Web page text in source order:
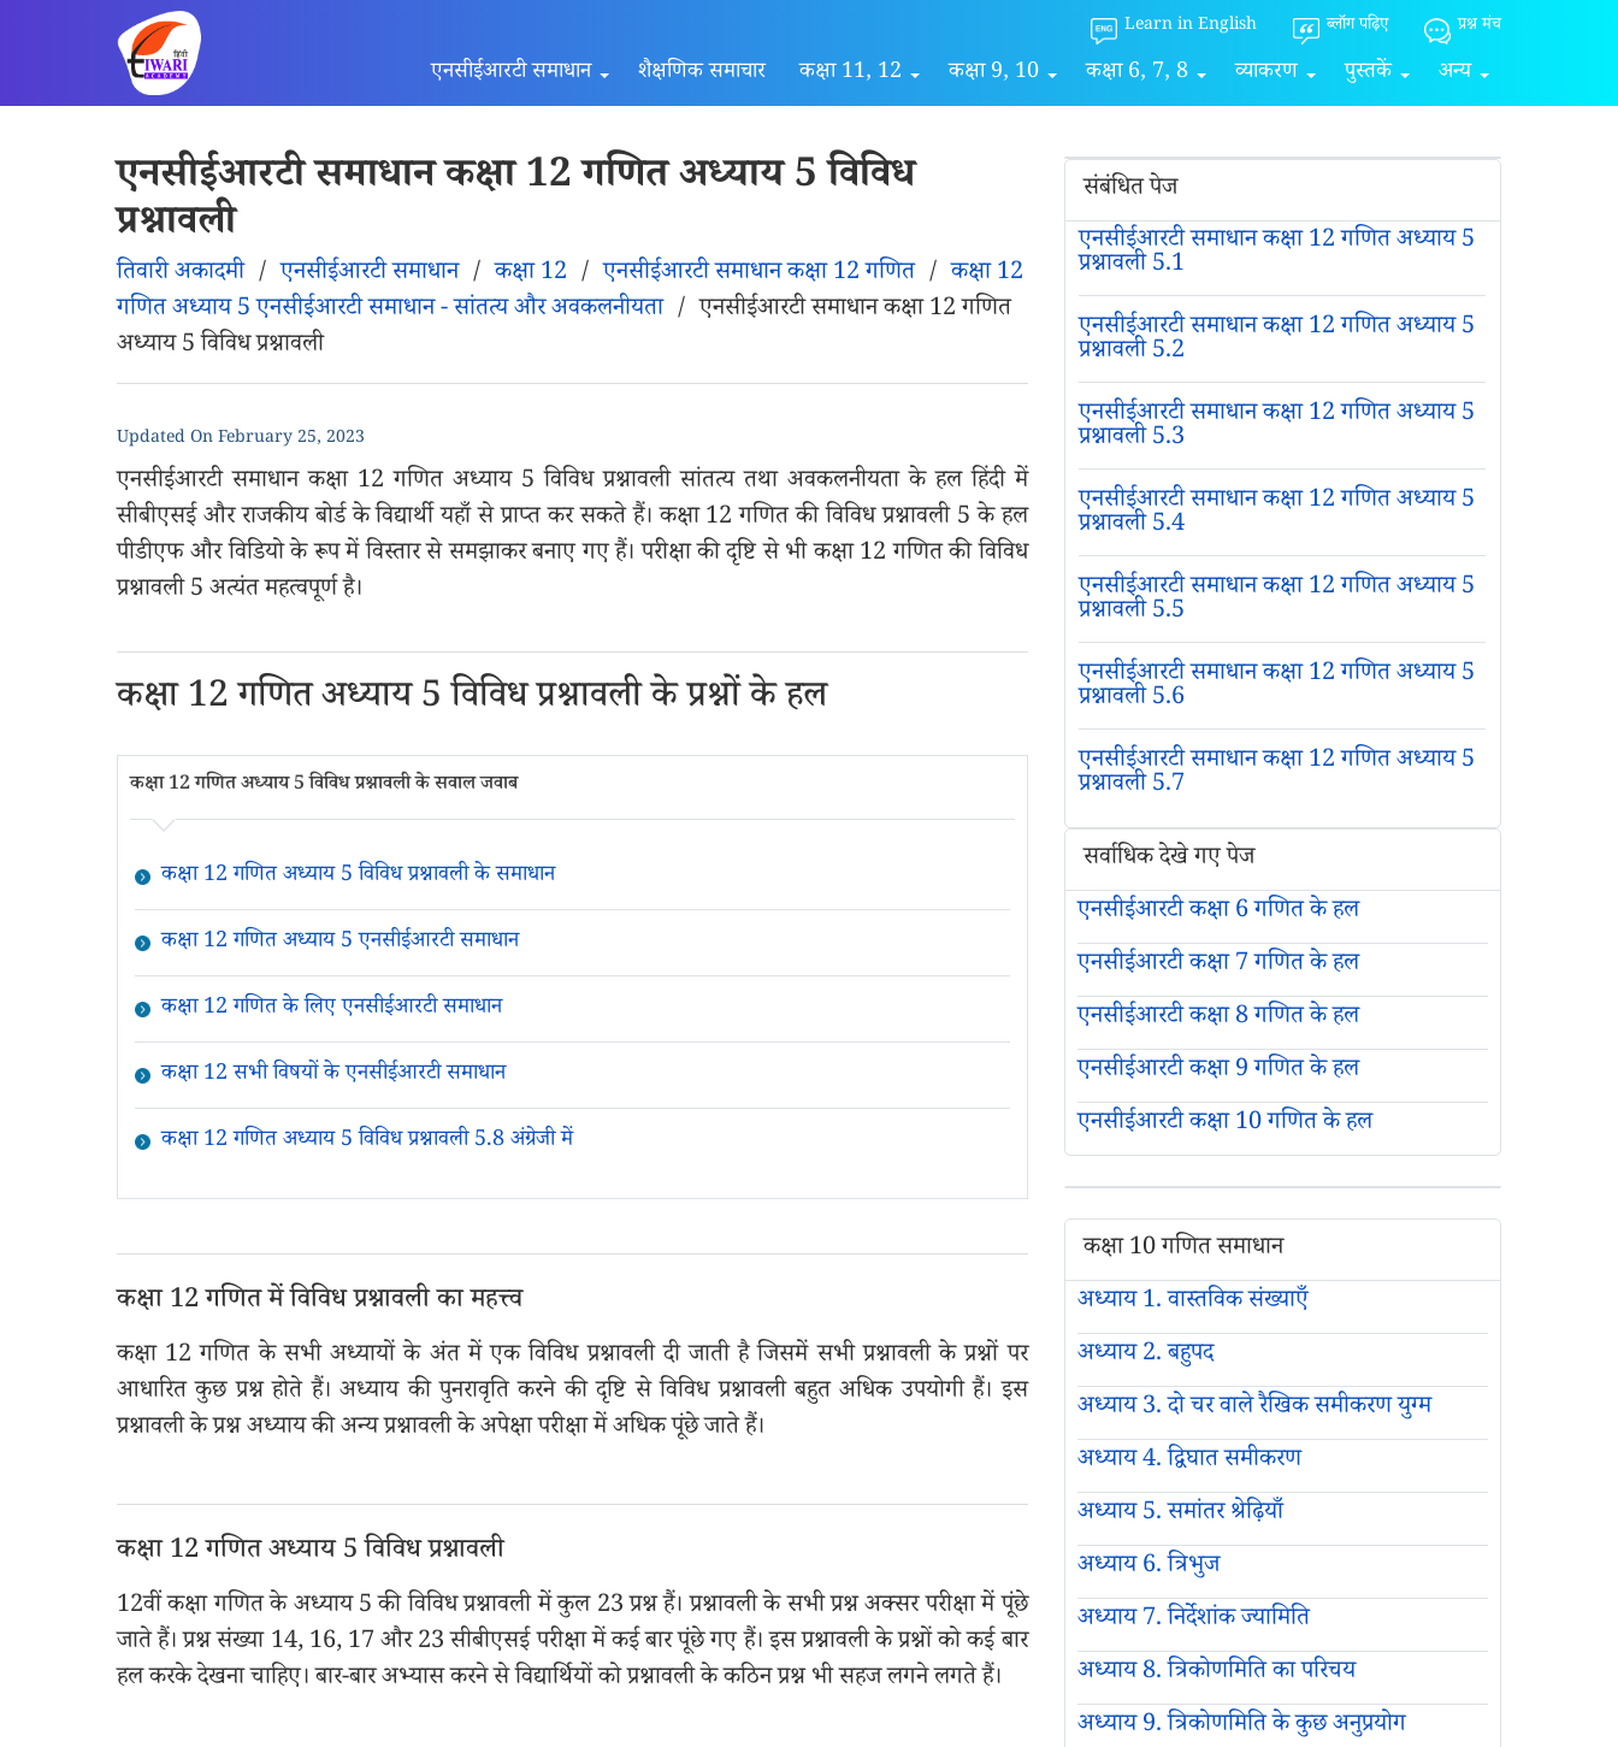
Learn in English ब्लॉग पढ़िए प्रश्न मंच
एनसीईआरटी समाधान शैक्षणिक समाचार कक्षा 11, 12 कक्षा 9, 10 कक्षा 6, 7, 8 व्याकरण पुस्तकें अन्य
एनसीईआरटी समाधान कक्षा 12 गणित अध्याय 5 विविध
प्रश्नावली
तिवारी अकादमी/एनसीईआरटी समाधान/कक्षा 12 /एनसीईआरटी समाधान कक्षा 12 गणित/कक्षा 12
गणित अध्याय 5 एनसीईआरटी समाधान - सांतत्य और अवकलनीयता/एनसीईआरटी समाधान कक्षा 12 गणित
अध्याय 5 विविध प्रश्नावली
Updated OnFebruary 25, 2023
एनसीईआरटी समाधान कक्षा 12 गणित अध्याय 5 विविध प्रश्नावली सांतत्य तथा अवकलनीयता के हल हिंदी में
सीबीएसई और राजकीय बोर्ड के विद्यार्थी यहाँ से प्राप्त कर सकते हैं। कक्षा 12 गणित की विविध प्रश्नावली 5 के हल
पीडीएफ और विडियो के रूप में विस्तार से समझाकर बनाए गए हैं। परीक्षा की दृष्टि से भी कक्षा 12 गणित की विविध
प्रश्नावली 5 अत्यंत महत्वपूर्ण है।
कक्षा 12 गणित अध्याय 5 विविध प्रश्नावली के प्रश्नों के हल
कक्षा 12 गणित अध्याय 5 विविध प्रश्नावली के सवाल जवाब
कक्षा 12 गणित अध्याय 5 विविध प्रश्नावली के समाधान
कक्षा 12 गणित अध्याय 5 एनसीईआरटी समाधान
कक्षा 12 गणित के लिए एनसीईआरटी समाधान
कक्षा 12 सभी विषयों के एनसीईआरटी समाधान
कक्षा 12 गणित अध्याय 5 विविध प्रश्नावली 5.8 अंग्रेजी में
कक्षा 12 गणित में विविध प्रश्नावली का महत्त्व
कक्षा 12 गणित के सभी अध्यायों के अंत में एक विविध प्रश्नावली दी जाती है जिसमें सभी प्रश्नावली के प्रश्नों पर
आधारित कुछ प्रश्न होते हैं। अध्याय की पुनरावृति करने की दृष्टि से विविध प्रश्नावली बहुत अधिक उपयोगी हैं। इस
प्रश्नावली के प्रश्न अध्याय की अन्य प्रश्नावली के अपेक्षा परीक्षा में अधिक पूंछे जाते हैं।
कक्षा 12 गणित अध्याय 5 विविध प्रश्नावली
12वीं कक्षा गणित के अध्याय 5 की विविध प्रश्नावली में कुल 23 प्रश्न हैं। प्रश्नावली के सभी प्रश्न अक्सर परीक्षा में पूंछे
जाते हैं। प्रश्न संख्या 14, 16, 17 और 23 सीबीएसई परीक्षा में कई बार पूंछे गए हैं। इस प्रश्नावली के प्रश्नों को कई बार
हल करके देखना चाहिए। बार-बार अभ्यास करने से विद्यार्थियों को प्रश्नावली के कठिन प्रश्न भी सहज लगने लगते हैं।
संबंधित पेज
एनसीईआरटी समाधान कक्षा 12 गणित अध्याय 5
प्रश्नावली 5.1
एनसीईआरटी समाधान कक्षा 12 गणित अध्याय 5
प्रश्नावली 5.2
एनसीईआरटी समाधान कक्षा 12 गणित अध्याय 5
प्रश्नावली 5.3
एनसीईआरटी समाधान कक्षा 12 गणित अध्याय 5
प्रश्नावली 5.4
एनसीईआरटी समाधान कक्षा 12 गणित अध्याय 5
प्रश्नावली 5.5
एनसीईआरटी समाधान कक्षा 12 गणित अध्याय 5
प्रश्नावली 5.6
एनसीईआरटी समाधान कक्षा 12 गणित अध्याय 5
प्रश्नावली 5.7
सर्वाधिक देखे गए पेज
एनसीईआरटी कक्षा 6 गणित के हल
एनसीईआरटी कक्षा 7 गणित के हल
एनसीईआरटी कक्षा 8 गणित के हल
एनसीईआरटी कक्षा 9 गणित के हल
एनसीईआरटी कक्षा 10 गणित के हल
कक्षा 10 गणित समाधान
अध्याय 1. वास्तविक संख्याएँ
अध्याय 2. बहुपद
अध्याय 3. दो चर वाले रैखिक समीकरण युग्म
अध्याय 4. द्विघात समीकरण
अध्याय 5. समांतर श्रेढ़ियाँ
अध्याय 6. त्रिभुज
अध्याय 7. निर्देशांक ज्यामिति
अध्याय 8. त्रिकोणमिति का परिचय
अध्याय 9. त्रिकोणमिति के कुछ अनुप्रयोग